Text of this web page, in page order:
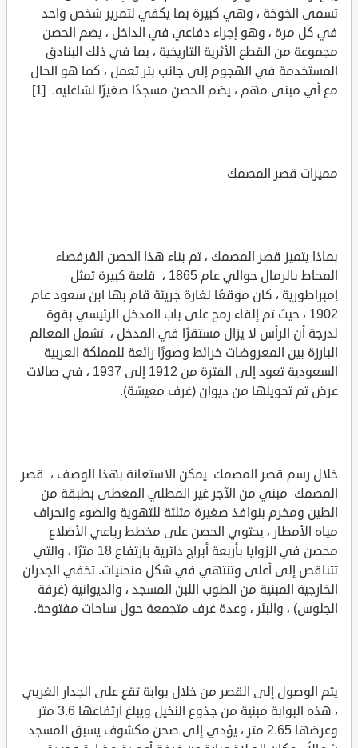
تسمى الخوخة ، وهي كبيرة بما يكفي لتمرير شخص واحد
في كل مرة ، وهو إجراء دفاعي في الداخل ، يضم الحصن
مجموعة من القطع الأثرية التاريخية ، بما في ذلك البنادق
المستخدمة في الهجوم إلى جانب بئر تعمل ، كما هو الحال
مع أي مبنى مهم ، يضم الحصن مسجدًا صغيرًا لشاغليه. [1]
مميزات قصر المصمك
بماذا يتميز قصر المصمك ، تم بناء هذا الحصن القرفصاء
المحاط بالرمال حوالي عام 1865 ، قلعة كبيرة تمثل
إمبراطورية ، كان موقعًا لغارة جريئة قام بها ابن سعود عام
1902 ، حيث تم إلقاء رمح على باب المدخل الرئيسي بقوة
لدرجة أن الرأس لا يزال مستقرًا في المدخل ، تشمل المعالم
البارزة بين المعروضات خرائط وصورًا رائعة للمملكة العربية
السعودية تعود إلى الفترة من 1912 إلى 1937 ، في صالات
عرض تم تحويلها من ديوان (غرف معيشة).
خلال رسم قصر المصمك يمكن الاستعانة بهذا الوصف ، قصر
المصمك مبني من الآجر غير المطلي المغطى بطبقة من
الطين ومخرم بنوافذ صغيرة مثلثة للتهوية والضوء وانحراف
مياه الأمطار ، يحتوي الحصن على مخطط رباعي الأضلاع
محصن في الزوايا بأربعة أبراج دائرية بارتفاع 18 مترًا ، والتي
تتناقص إلى أعلى وتنتهي في شكل منحنيات. تخفي الجدران
الخارجية المبنية من الطوب اللبن المسجد ، والديوانية (غرفة
الجلوس) ، والبئر ، وعدة غرف متجمعة حول ساحات مفتوحة.
يتم الوصول إلى القصر من خلال بوابة تقع على الجدار الغربي
، هذه البوابة مبنية من جذوع النخيل ويبلغ ارتفاعها 3.6 متر
وعرضها 2.65 متر ، يؤدي إلى صحن مكشوف يسبق المسجد